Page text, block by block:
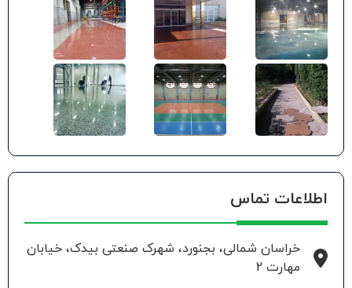
اطلاعات تماس
خراسان شمالی، بجنورد، شهرک صنعتی بیدک، خیابان
مهارت 2